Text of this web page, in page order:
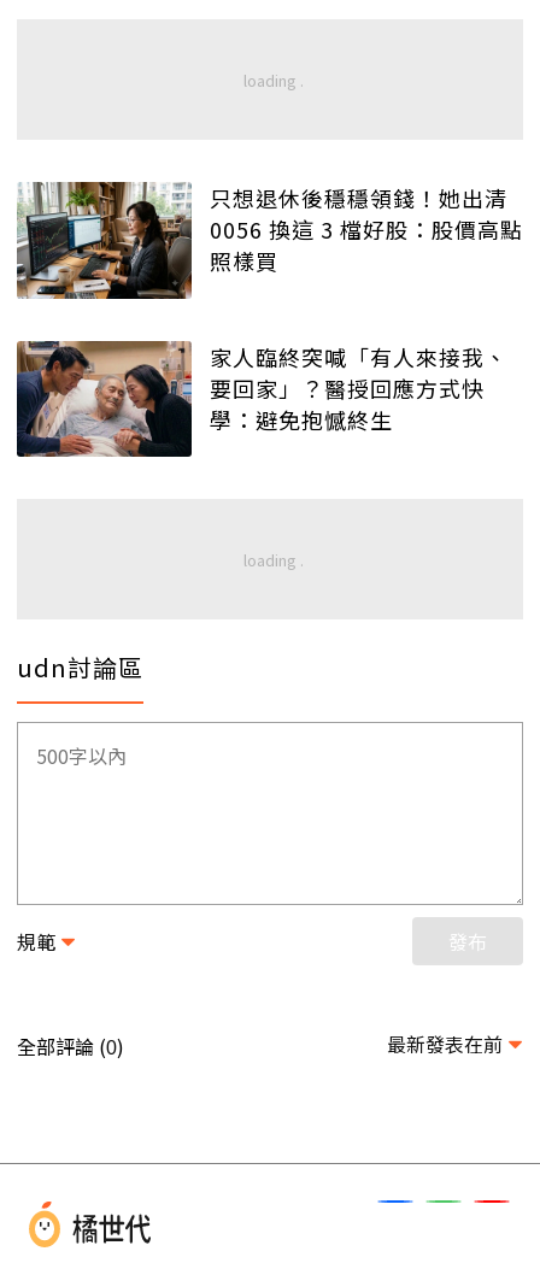
只想退休後穩穩領錢！她出清
0056 換這 3 檔好股：股價高點
照樣買
家人臨終突喊「有人來接我、
要回家」？醫授回應方式快
學：避免抱憾終生
udn討論區
規範 發布
全部評論 (0) 最新發表在前